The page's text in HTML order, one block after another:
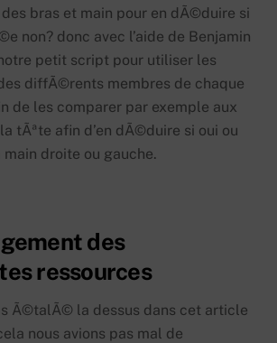
bras et main pour en dÃ©duire si
non? donc avec l’aide de Benjamin
petit script pour utiliser les
diffÃ©rents membres de chaque
de les comparer par exemple aux
tÃªte afin d’en dÃ©duire si oui ou
droite ou gauche.
des
ressources
Ã©talÃ© la dessus dans cet article
nous avions pas mal de